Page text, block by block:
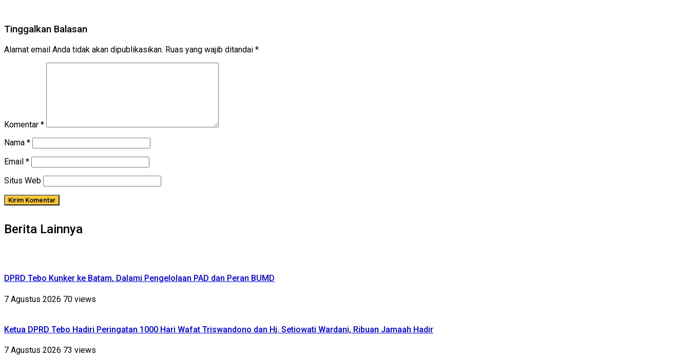
Tinggalkan Balasan
Alamat email Anda tidak akan dipublikasikan. Ruas yang wajib ditandai *
Komentar *
Nama *
Email *
Situs Web
Berita Lainnya
DPRD Tebo Kunker ke Batam, Dalami Pengelolaan PAD dan Peran BUMD
7 Agustus 2026 70 views
Ketua DPRD Tebo Hadiri Peringatan 1000 Hari Wafat Triswandono dan Hj. Setiowati Wardani, Ribuan Jamaah Hadir
7 Agustus 2026 73 views